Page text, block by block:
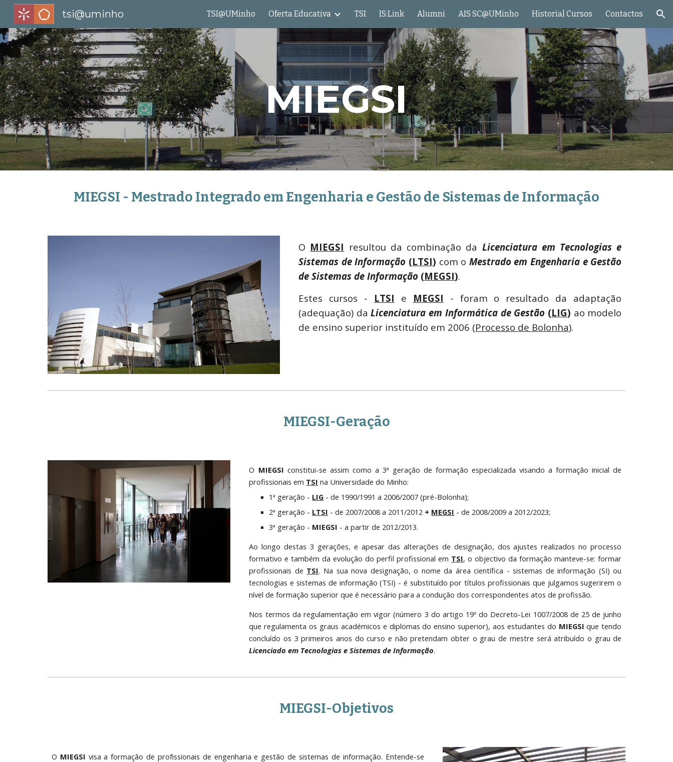
Skip to main content Skip to navigation
tsi@uminho TSI@UMinho Oferta Educativa TSI IS:Link Alumni AIS SC@UMinho Historial Cursos Contactos
MIEGSI
MIEGSI - Mestrado Integrado em Engenharia e Gestão de Sistemas de Informação
O MIEGSI resultou da combinação da Licenciatura em Tecnologias e
Sistemas de Informação (LTSI) com o Mestrado em Engenharia e Gestão
de Sistemas de Informação (MEGSI).
Estes cursos - LTSI e MEGSI - foram o resultado da adaptação
(adequação) daLicenciatura em Informática de Gestão (LIG) ao modelo
de ensino superior instituído em 2006 (Processo de Bolonha).
MIEGSI-Geração
O MIEGSI constitui-se assim como a 3ª geração de formação especializada visando a formação inicial de
profissionais em TSI na Universidade do Minho:
1ª geração - LIG - de 1990/1991 a 2006/2007 (pré-Bolonha);
2ª geração - LTSI - de 2007/2008 a 2011/2012 + MEGSI - de 2008/2009 a 2012/2023;
3ª geração - MIEGSI - a partir de 2012/2013.
Ao longo destas 3 gerações, e apesar das alterações de designação, dos ajustes realizados no processo
formativo e também da evolução do perfil profissional em TSI, o objectivo da formação manteve-se: formar
profissionais de TSI. Na sua nova designação, o nome da área científica - sistemas de informação (SI) ou
tecnologias e sistemas de informação (TSI) - é substituído por títulos profissionais que julgamos sugerirem o
nível de formação superior que é necessário para a condução dos correspondentes atos de profissão.
Nos termos da regulamentação em vigor (número 3 do artigo 19º do Decreto-Lei 1007/2008 de 25 de junho
que regulamenta os graus académicos e diplomas do ensino superior), aos estudantes do MIEGSI que tendo
concluído os 3 primeiros anos do curso e não pretendam obter o grau de mestre será atribuído o grau de
Licenciado em Tecnologias e Sistemas de Informação.
MIEGSI-Objetivos
O MIEGSI visa a formação de profissionais de engenharia e gestão de sistemas de informação. Entende-se